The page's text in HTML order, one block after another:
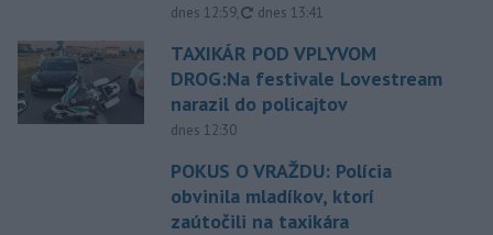
dnes 12:59, aktualizované
dnes 13:41
TAXIKÁR POD VPLYVOM
DROG:Na festivale Lovestream
narazil do policajtov
dnes 12:30
POKUS O VRAŽDU: Polícia
obvinila mladíkov, ktorí
zaútočili na taxikára